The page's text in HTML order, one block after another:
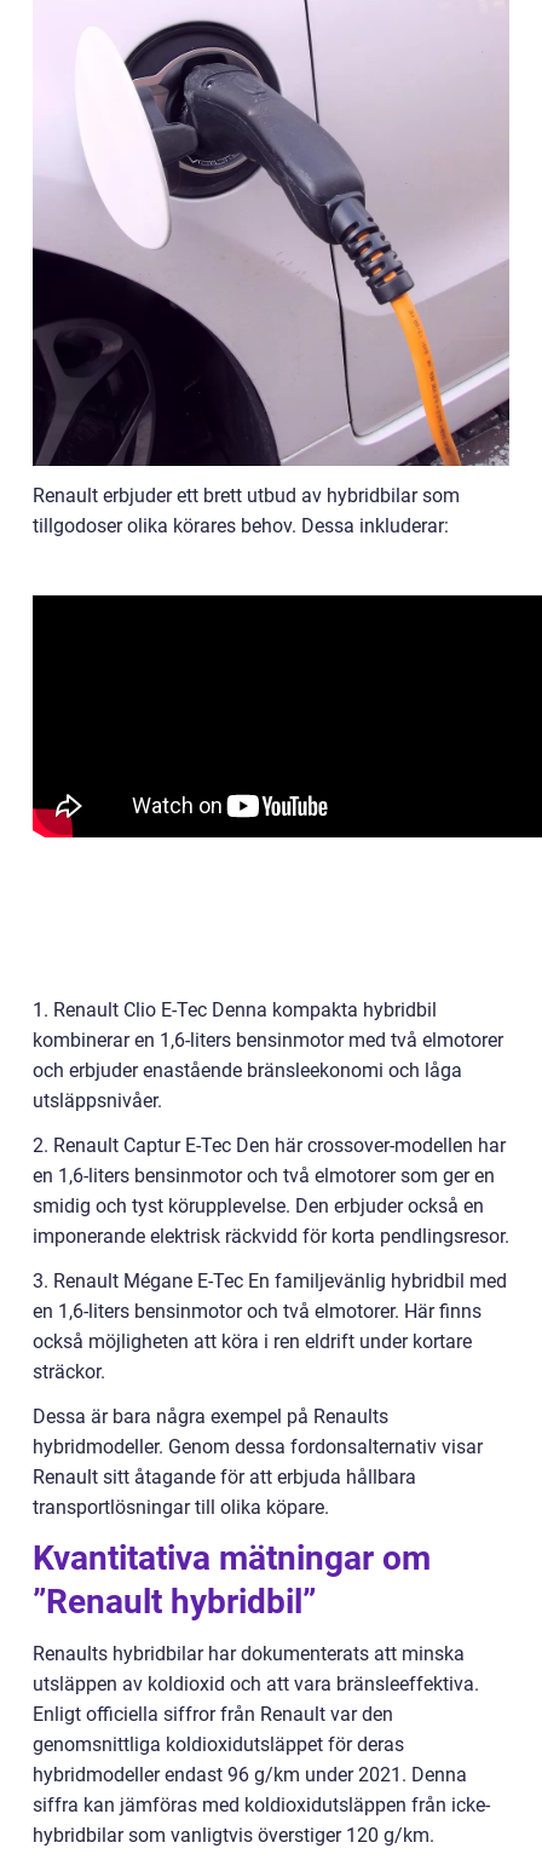
Renault erbjuder ett brett utbud av hybridbilar som
tillgodoser olika körares behov. Dessa inkluderar:
1. Renault Clio E-Tec Denna kompakta hybridbil
kombinerar en 1,6-liters bensinmotor med två elmotorer
och erbjuder enastående bränsleekonomi och låga
utsläppsnivåer.
2. Renault Captur E-Tec Den här crossover-modellen har
en 1,6-liters bensinmotor och två elmotorer som ger en
smidig och tyst körupplevelse. Den erbjuder också en
imponerande elektrisk räckvidd för korta pendlingsresor.
3. Renault Mégane E-Tec En familjevänlig hybridbil med
en 1,6-liters bensinmotor och två elmotorer. Här finns
också möjligheten att köra i ren eldrift under kortare
sträckor.
Dessa är bara några exempel på Renaults
hybridmodeller. Genom dessa fordonsalternativ visar
Renault sitt åtagande för att erbjuda hållbara
transportlösningar till olika köpare.
Kvantitativa mätningar om
”Renault hybridbil”
Renaults hybridbilar har dokumenterats att minska
utsläppen av koldioxid och att vara bränsleeffektiva.
Enligt officiella siffror från Renault var den
genomsnittliga koldioxidutsläppet för deras
hybridmodeller endast 96 g/km under 2021. Denna
siffra kan jämföras med koldioxidutsläppen från icke-
hybridbilar som vanligtvis överstiger 120 g/km.